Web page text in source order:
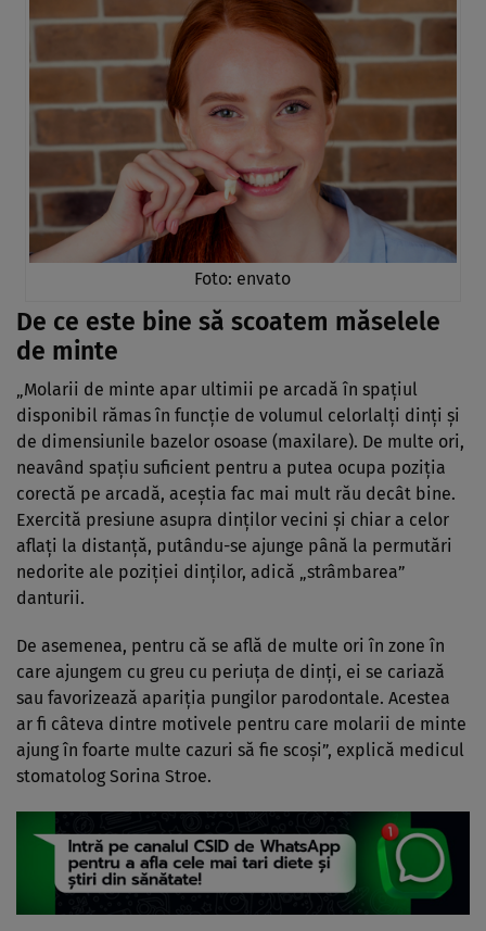
Foto: envato
De ce este bine să scoatem măselele
de minte
„Molarii de minte apar ultimii pe arcadă în spațiul
disponibil rămas în funcție de volumul celorlalți dinți și
de dimensiunile bazelor osoase (maxilare). De multe ori,
neavând spațiu suficient pentru a putea ocupa poziția
corectă pe arcadă, aceștia fac mai mult rău decât bine.
Exercită presiune asupra dinților vecini și chiar a celor
aflați la distanță, putându-se ajunge până la permutări
nedorite ale poziției dinților, adică „strâmbarea”
danturii.
De asemenea, pentru că se află de multe ori în zone în
care ajungem cu greu cu periuța de dinți, ei se cariază
sau favorizează apariția pungilor parodontale. Acestea
ar fi câteva dintre motivele pentru care molarii de minte
ajung în foarte multe cazuri să fie scoși”, explică medicul
stomatolog Sorina Stroe.